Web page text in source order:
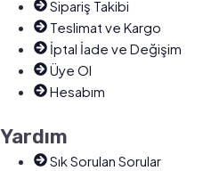
Sipariş Takibi
Teslimat ve Kargo
İptal İade ve Değişim
Üye Ol
Hesabım
Yardım
Sık Sorulan Sorular